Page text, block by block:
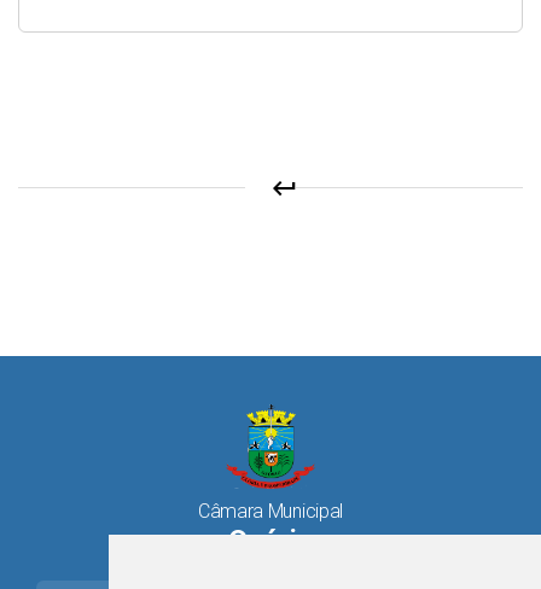
keyboard_return
Câmara Municipal
Osório